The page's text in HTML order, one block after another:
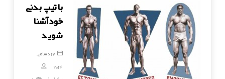
با تیپ بدنی
خود آشنا
شوید
17 دسامبر,
2014